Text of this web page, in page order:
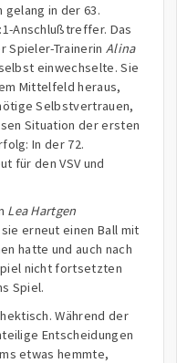
gelang in der 63.
Anschlußtreffer. Das
Spieler-Trainerin Alina
einwechselte. Sie
Mittelfeld heraus,
Selbstvertrauen,
Situation der ersten
In der 72.
für den VSV und
Lea Hartgen
erneut einen Ball mit
hatte und auch nach
nicht fortsetzten
Spiel.
Während der
Entscheidungen
etwas hemmte,